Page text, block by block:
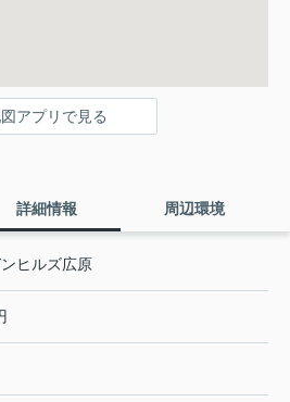
アプリで見る
詳細情報 周辺環境
ヒルズ広原